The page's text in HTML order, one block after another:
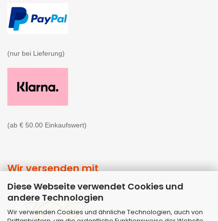
Diese Webseite verwendet Cookies und
andere Technologien
Wir verwenden Cookies und ähnliche Technologien, auch von
(nur bei Lieferung)
(ab € 50.00 Einkaufswert)
Wir versenden mit